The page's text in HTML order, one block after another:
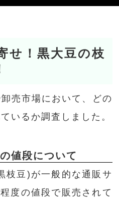
せ！黒大豆の枝
売市場において、どの
いるか調査しました。
値段について
枝豆)が一般的な通販サ
度の値段で販売されて